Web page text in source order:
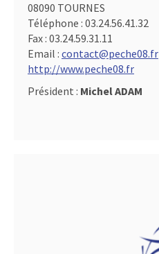
08090 TOURNES
Téléphone : 03.24.56.41.32
Fax : 03.24.59.31.11
Email : contact@peche08.fr
http://www.peche08.fr
Président : Michel ADAM